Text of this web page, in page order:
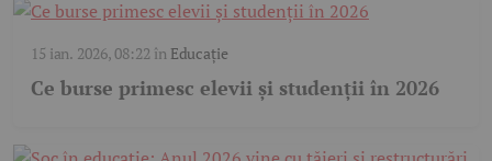
15 ian. 2026, 08:22 în Educație
Ce burse primesc elevii și studenții în 2026